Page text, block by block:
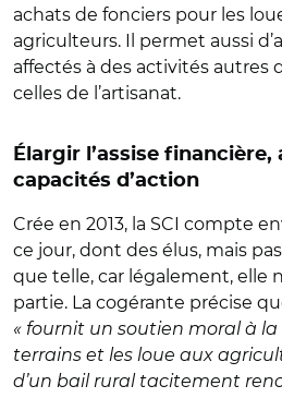
achats de fonciers pour les
agriculteurs. Il permet aussi
affectés à des activités autres
celles de l’artisanat.
Élargir l’assise
capacités d’action
Crée en 2013, la SCI compte
ce jour, dont des élus, mais
que telle, car légalement, elle
partie. La cogérante précise
« fournit un soutien moral à la
terrains et les loue aux
d’un bail rural tacitement